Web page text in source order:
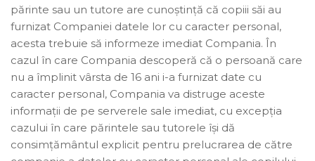
părinte sau un tutore are cunoștință că copiii săi au
furnizat Companiei datele lor cu caracter personal,
acesta trebuie să informeze imediat Compania. În
cazul în care Compania descoperă că o persoană care
nu a împlinit vârsta de 16 ani i-a furnizat date cu
caracter personal, Compania va distruge aceste
informații de pe serverele sale imediat, cu excepția
cazului în care părintele sau tutorele își dă
consimțământul explicit pentru prelucrarea de către